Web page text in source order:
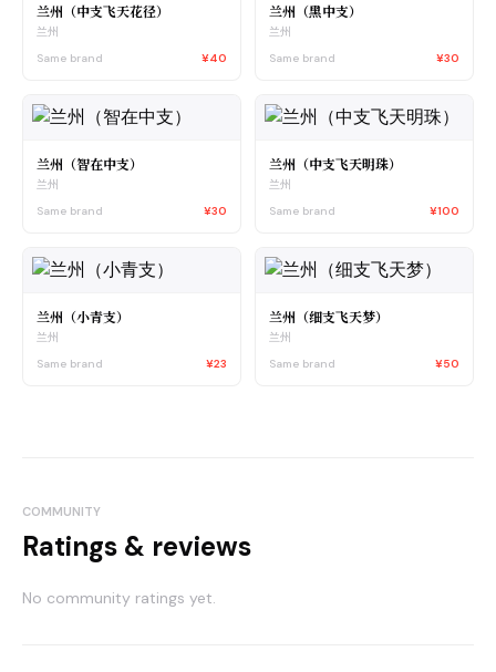
兰州（中支飞天花径）
兰州
Same brand
¥40
兰州（黑中支）
兰州
Same brand
¥30
兰州（智在中支）
兰州
Same brand
¥30
兰州（中支飞天明珠）
兰州
Same brand
¥100
兰州（小青支）
兰州
Same brand
¥23
兰州（细支飞天梦）
兰州
Same brand
¥50
COMMUNITY
Ratings & reviews
No community ratings yet.